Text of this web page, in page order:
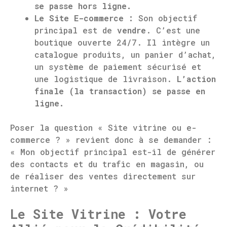
se passe hors ligne.
Le Site E-commerce :
Son objectif
principal est de vendre . C’est une
boutique ouverte 24/7. Il intègre un
catalogue produits, un panier d’achat,
un système de paiement sécurisé et
une logistique de livraison. L’action
finale (la transaction) se passe en
ligne.
Poser la question « Site vitrine ou e-
commerce ? » revient donc à se demander :
« Mon objectif principal est-il de générer
des contacts et du trafic en magasin, ou
de réaliser des ventes directement sur
internet ? »
Le Site Vitrine : Votre